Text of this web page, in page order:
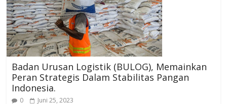
Badan Urusan Logistik (BULOG), Memainkan
Peran Strategis Dalam Stabilitas Pangan
Indonesia.
0 Juni 25, 2023